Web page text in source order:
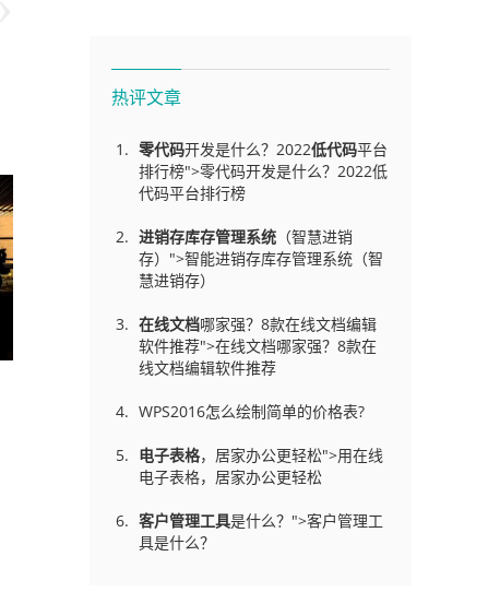
热评文章
零代码开发是什么？2022低代码平台
排行榜">零代码开发是什么？2022低
代码平台排行榜
进销存库存管理系统 （智慧进销
存）">智能进销存库存管理系统（智
慧进销存）
在线文档哪家强？8款在线文档编辑
软件推荐">在线文档哪家强？8款在
线文档编辑软件推荐
WPS2016怎么绘制简单的价格表?
电子表格，居家办公更轻松">用在线
电子表格，居家办公更轻松
客户管理工具是什么？">客户管理工
具是什么？